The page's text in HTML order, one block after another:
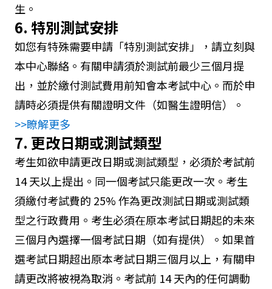
生。
6. 特別測試安排
如您有特殊需要申請「特別測試安排」，請立刻與
本中心聯絡。有關申請須於測試前最少三個月提
出，並於繳付測試費用前知會本考試中心。而於申
請時必須提供有關證明文件（如醫生證明信）。
>>瞭解更多
7. 更改日期或測試類型
考生如欲申請更改日期或測試類型，必須於考試前
14 天以上提出。同一個考試只能更改一次。考生
須繳付考試費的 25% 作為更改測試日期或測試類
型之行政費用。考生必須在原本考試日期起的未來
三個月內選擇一個考試日期（如有提供）。如果首
選考試日期超出原本考試日期三個月以上，有關申
請更改將被視為取消。考試前 14 天內的任何調動